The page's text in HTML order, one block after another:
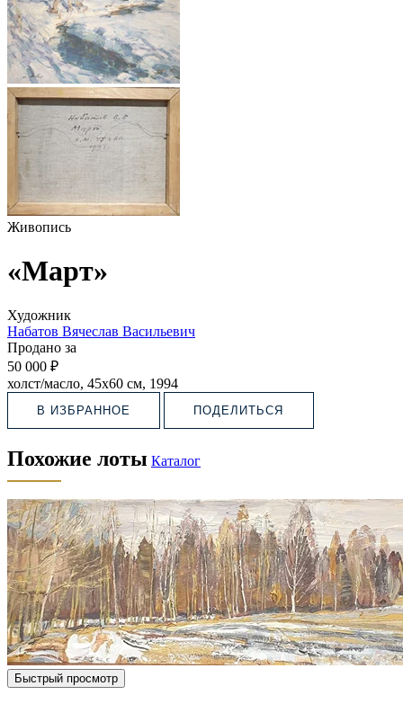
Живопись
«Март»
Художник
Набатов Вячеслав Васильевич
Продано за
50 000 ₽
холст/масло, 45х60 см, 1994
В ИЗБРАННОЕ ПОДЕЛИТЬСЯ
Похожие лоты Каталог
Быстрый просмотр